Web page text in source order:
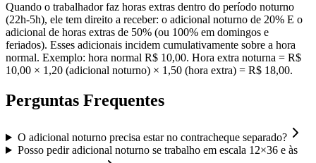
Quando o trabalhador faz horas extras dentro do período noturno
(22h-5h), ele tem direito a receber: o adicional noturno de 20% E o
adicional de horas extras de 50% (ou 100% em domingos e
feriados). Esses adicionais incidem cumulativamente sobre a hora
normal. Exemplo: hora normal R$ 10,00. Hora extra noturna = R$
10,00 × 1,20 (adicional noturno) × 1,50 (hora extra) = R$ 18,00.
Perguntas Frequentes
O adicional noturno precisa estar no contracheque separado?
Posso pedir adicional noturno se trabalho em escala 12×36 e às